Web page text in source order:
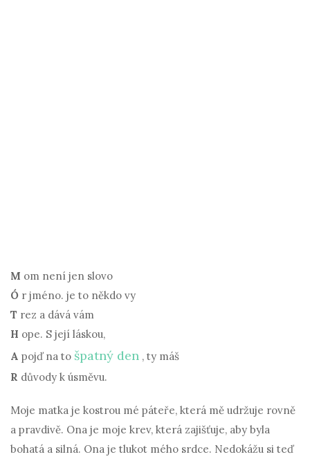
M om není jen slovo
Ó r jméno. je to někdo vy
T rez a dává vám
H ope. S její láskou,
A pojď na to špatný den , ty máš
R důvody k úsměvu.
Moje matka je kostrou mé páteře, která mě udržuje rovně
a pravdivě. Ona je moje krev, která zajišťuje, aby byla
bohatá a silná. Ona je tlukot mého srdce. Nedokážu si teď